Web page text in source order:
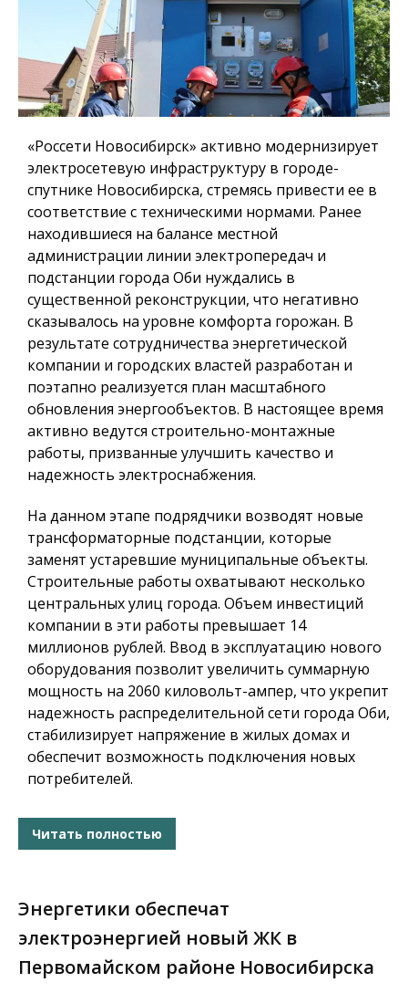
«Россети Новосибирск» активно модернизирует
электросетевую инфраструктуру в городе-
спутнике Новосибирска, стремясь привести ее в
соответствие с техническими нормами. Ранее
находившиеся на балансе местной
администрации линии электропередач и
подстанции города Оби нуждались в
существенной реконструкции, что негативно
сказывалось на уровне комфорта горожан. В
результате сотрудничества энергетической
компании и городских властей разработан и
поэтапно реализуется план масштабного
обновления энергообъектов. В настоящее время
активно ведутся строительно-монтажные
работы, призванные улучшить качество и
надежность электроснабжения.
На данном этапе подрядчики возводят новые
трансформаторные подстанции, которые
заменят устаревшие муниципальные объекты.
Строительные работы охватывают несколько
центральных улиц города. Объем инвестиций
компании в эти работы превышает 14
миллионов рублей. Ввод в эксплуатацию нового
оборудования позволит увеличить суммарную
мощность на 2060 киловольт-ампер, что укрепит
надежность распределительной сети города Оби,
стабилизирует напряжение в жилых домах и
обеспечит возможность подключения новых
потребителей.
Читать полностью
Энергетики обеспечат
электроэнергией новый ЖК в
Первомайском районе Новосибирска